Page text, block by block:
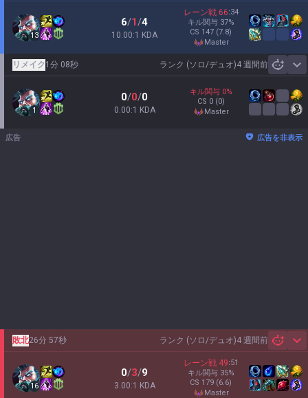
13
6/1/4
10.00:1 KDA
レーン戦 66:34
キル関与 37%
CS 147 (7.8)
master
ランク (ソロ/デュオ)4 週間前
リメイク1分 08秒
1
0/0/0
0.00:1 KDA
キル関与 0%
CS 0 (0)
master
広告 広告を非表示
ランク (ソロ/デュオ)4 週間前
敗北26分 57秒
16
0/3/9
3.00:1 KDA
レーン戦 49:51
キル関与 35%
CS 179 (6.6)
master